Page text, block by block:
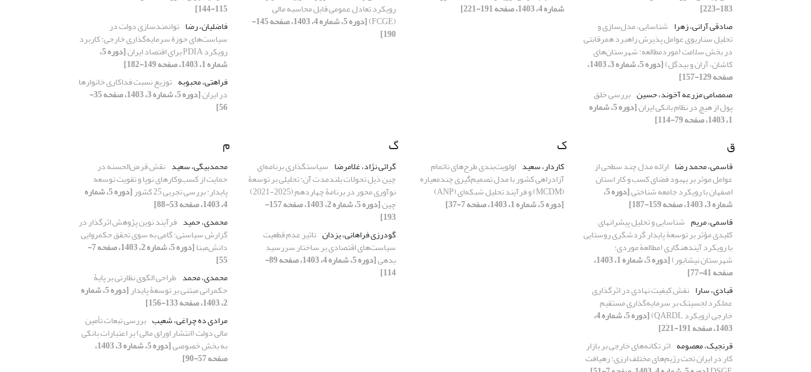
183-223]
صادقی آرانی، زهرا شناسایی، مدل‌سازی و
تحلیل سناریوی‌ عوامل پذیرش راهبرد همرقابتی
در بخش سلامت (موردمطالعه: شهرستان‌های
کاشان، آران و بیدگل) [دوره 5، شماره 3، 1403،
صفحه 129-157]
صمصامی مزرعه آخوند، حسین بررسی خلق
پول از هیچ در نظام بانکی ایران [دوره 5، شماره
1، 1403، صفحه 79-114]
شماره 4، 1403، صفحه 191-221] رویکرد تعادل عمومی قابل محاسبه مالی
(FCGE) [دوره 5، شماره 4، 1403، صفحه 145-
190]
115-144]
فاضلیان، رضا توانمندسازی دولت در
سیاست‏‌های حوزة سرمایه‏‌گذاری خارجی: کاربرد
رویکرد PDIA برای اقتصاد ایران [دوره 5،
شماره 1، 1403، صفحه 149-182]
فراهتی، محبوبه توزیع نسبت فداکاری خانوارها
در ایران [دوره 5، شماره 3، 1403، صفحه 35-
56]
ق
قاسمی، محمد رضا ارائه مدل چند سطحی از
عوامل موثر بر بهبود فضای کسب و کار استان
اصفهان با رویکرد جامعه شناختی [دوره 5،
شماره 3، 1403، صفحه 159-187]
قاسمی، مریم شناسایی و تحلیل پیشران‏های
کلیدی مؤثر بر توسعة پایدار گردشگری روستایی
با رویکرد آینده‏نگاری (مطالعة موردی:
شهرستان نیشابور) [دوره 5، شماره 1، 1403،
صفحه 41-77]
قبادی، سارا نقش کیفیت نهادی در اثرگذاری
عملکرد لجسیتک بر سرمایه‌گذاری مستقیم
خارجی (رویکرد QARDL) [دوره 5، شماره 4،
1403، صفحه 191-221]
قرنجیک، معصومه اثر تکانه‌های خارجی بر بازار
کار در ایران تحت رژیم‌های مختلف ارزی: رهیافت
ک
کاردار، سعید اولویت‌بندی طرح‌های ناتمام
آزادراهی کشور با مدل تصمیم‌گیری چندمعیاره
(MCDM) و فرآیند تحلیل شبکه‌ای (ANP)
[دوره 5، شماره 1، 1403، صفحه 7-37]
گ
گرائی‏ نژاد، غلامرضا سیاست‏گذاری برنامه‌ایِ
چین ذیلِ تحولات بلندمدت آن: تحلیلی بر توسعۀ
نوآوری محور در برنامۀ چهاردهم (2025-2021)
چین [دوره 5، شماره 2، 1403، صفحه 157-
193]
گودرزی فراهانی، یزدان تاثیر عدم قطعیت
سیاست‌های اقتصادی بر ساختار سررسید
بدهی [دوره 5، شماره 4، 1403، صفحه 89-
114]
م
محمدبیگی، سعید نقش قرض‌الحسنه در
حمایت از کسب‌وکارهای نوپا و تقویت توسعه
پایدار: بررسی تجربی 25 کشور [دوره 5، شماره
4، 1403، صفحه 53-88]
محمدی، حمید فرآیند نوین پژوهش اثرگذار در
گزارش سیاستی؛ گامی به ‏سوی تحقق حکمروایی
دانش‌مبنا [دوره 5، شماره 2، 1403، صفحه 7-
55]
محمدی، محمد طراحی الگوی نظارتی بر پایۀ
حکمرانی مبتنی بر توسعۀ پایدار [دوره 5، شماره
2، 1403، صفحه 133-156]
مرادی ده چراغی، شعیب بررسی تبعات تأمین
مالی دولت (انتشار اوراق مالی) بر اعتبارات بانکی
به بخش خصوصی [دوره 5، شماره 3، 1403،
صفحه 57-90]